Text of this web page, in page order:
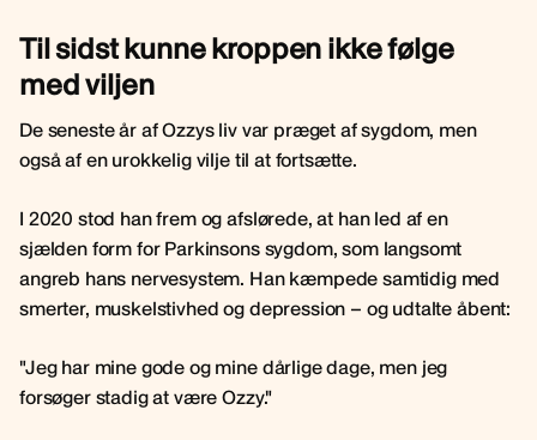
Til sidst kunne kroppen ikke følge
med viljen
De seneste år af Ozzys liv var præget af sygdom, men
også af en urokkelig vilje til at fortsætte.
I 2020 stod han frem og afslørede, at han led af en
sjælden form for Parkinsons sygdom, som langsomt
angreb hans nervesystem. Han kæmpede samtidig med
smerter, muskelstivhed og depression – og udtalte åbent:
"Jeg har mine gode og mine dårlige dage, men jeg
forsøger stadig at være Ozzy."